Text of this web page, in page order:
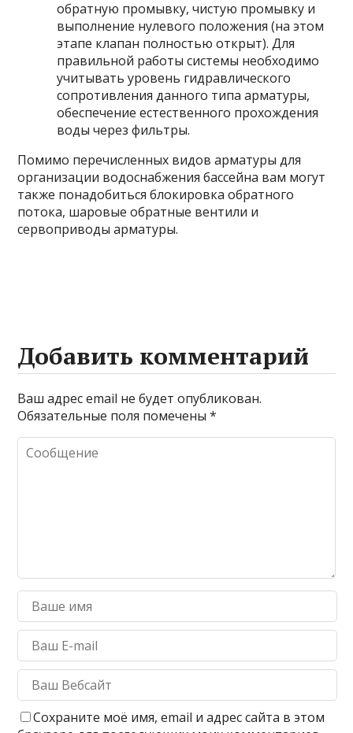
обратную промывку, чистую промывку и
выполнение нулевого положения (на этом
этапе клапан полностью открыт). Для
правильной работы системы необходимо
учитывать уровень гидравлического
сопротивления данного типа арматуры,
обеспечение естественного прохождения
воды через фильтры.
Помимо перечисленных видов арматуры для
организации водоснабжения бассейна вам могут
также понадобиться блокировка обратного
потока, шаровые обратные вентили и
сервоприводы арматуры.
Добавить комментарий
Ваш адрес email не будет опубликован.
Обязательные поля помечены*
Сохраните моё имя, email и адрес сайта в этом